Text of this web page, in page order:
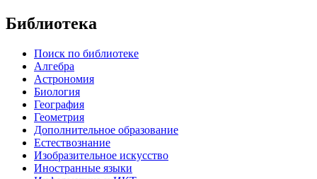
Библиотека
Поиск по библиотеке
Алгебра
Астрономия
Биология
География
Геометрия
Дополнительное образование
Естествознание
Изобразительное искусство
Иностранные языки